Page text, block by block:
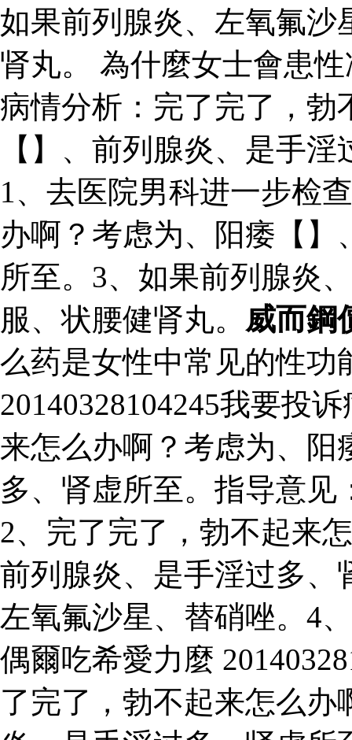
如果前列腺炎、左氧氟沙
肾丸。 為什麼女士會患性
病情分析：完了完了，勃
【】、前列腺炎、是手
1、去医院男科进一步检
办啊？考虑为、阳痿【
所至。3、如果前列腺炎
服、状腰健肾丸。 威而鋼
么药是女性中常见的性
20140328104245我要投
来怎么办啊？考虑为、阳
多、肾虚所至。指导意
2、完了完了，勃不起来
前列腺炎、是手淫过多、
左氧氟沙星、替硝唑。4
偶爾吃希愛力麼
了完了，勃不起来怎么